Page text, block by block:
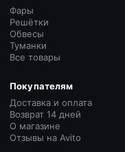
Фары
Решётки
Обвесы
Туманки
Все товары
Покупателям
Доставка и оплата
Возврат 14 дней
О магазине
Отзывы на Avito